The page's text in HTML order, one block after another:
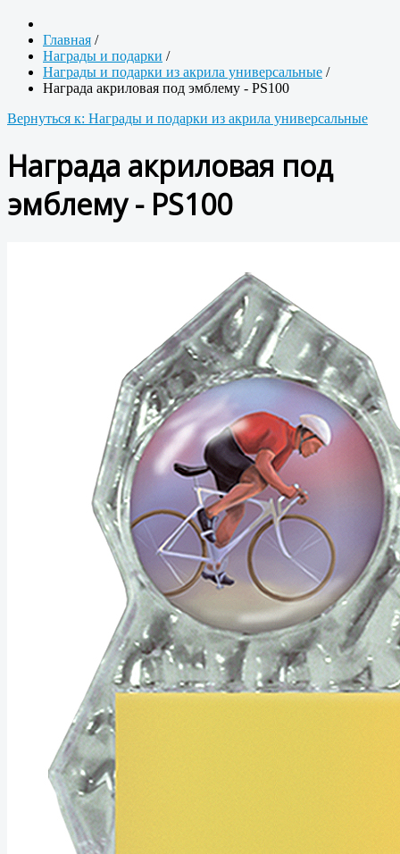
Главная /
Награды и подарки /
Награды и подарки из акрила универсальные /
Награда акриловая под эмблему - PS100
Вернуться к: Награды и подарки из акрила универсальные
Награда акриловая под
эмблему - PS100